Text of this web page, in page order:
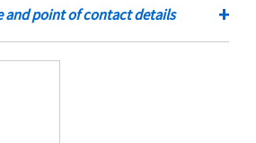
and point of contact details +